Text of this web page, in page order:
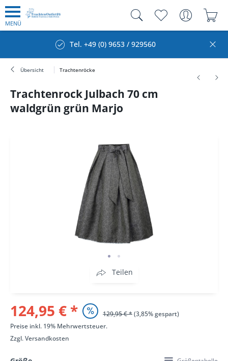
MENÜ
Tel. +49 (0) 9653 / 929560
Übersicht Trachtenröcke
Trachtenrock Julbach 70 cm
waldgrün grün Marjo
Teilen
124,95 € * 129,95 € *(3,85% gespart)
Preise inkl. 19% Mehrwertsteuer.
Zzgl.Versandkosten